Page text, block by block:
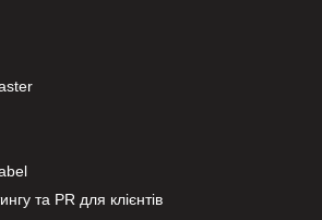
та PR для клієнтів